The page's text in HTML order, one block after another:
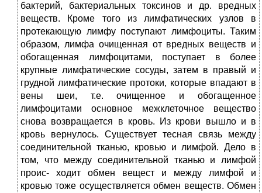
бактерий, бактериальных токсинов и др. вредных
веществ. Кроме того из лимфатических узлов в
протекающую лимфу поступают лимфоциты. Таким
образом, лимфа очищенная от вредных веществ и
обогащенная лимфоцитами, поступает в более
крупные лимфатические сосуды, затем в правый и
грудной лимфатические протоки, которые впадают в
вены шеи, т.е. очищенное и обогащенное
лимфоцитами основное межклеточное вещество
снова возвращается в кровь. Из крови вышло и в
кровь вернулось. Существует тесная связь между
соединительной тканью, кровью и лимфой. Дело в
том, что между соединительной тканью и лимфой
проис- ходит обмен вещест и между лимфой и
кровью тоже осуществляется обмен веществ. Обмен